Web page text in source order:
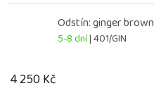
Odstín: ginger brown
5-8 dní| 401/GIN
4 250 Kč